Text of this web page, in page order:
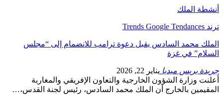
أنشطة الملك
ترند Trends Google Tendances
الملك محمد السادس يقبل دعوة ترامب للانضمام إلى “مجلس
السلام” في غزة
جريدة بريس ميديا يناير 22, 2026
أعلنت وزارة الشؤون الخارجية والتعاون الإفريقي والمغاربة
المقيمين بالخارج أن الملك محمد السادس، رئيس لجنة القدس،…